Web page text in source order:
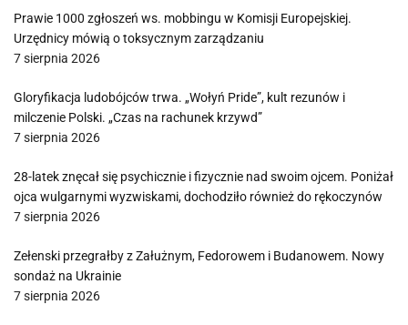
Prawie 1000 zgłoszeń ws. mobbingu w Komisji Europejskiej.
Urzędnicy mówią o toksycznym zarządzaniu
7 sierpnia 2026
Gloryfikacja ludobójców trwa. „Wołyń Pride”, kult rezunów i
milczenie Polski. „Czas na rachunek krzywd”
7 sierpnia 2026
28-latek znęcał się psychicznie i fizycznie nad swoim ojcem. Poniżał
ojca wulgarnymi wyzwiskami, dochodziło również do rękoczynów
7 sierpnia 2026
Zełenski przegrałby z Załużnym, Fedorowem i Budanowem. Nowy
sondaż na Ukrainie
7 sierpnia 2026